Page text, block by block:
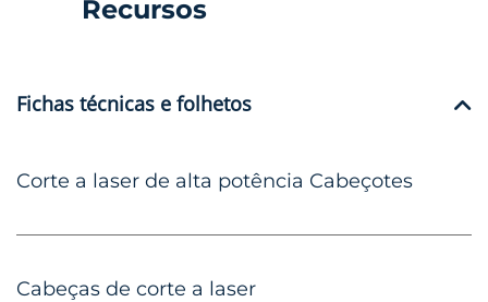
Recursos
Fichas técnicas e folhetos
Corte a laser de alta potência Cabeçotes
Cabeças de corte a laser